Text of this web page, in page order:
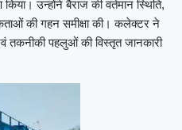
उन्होंने बैराज की वर्तमान स्थिति,
की गहन समीक्षा की। कलेक्टर ने
एवं तकनीकी पहलुओं की विस्तृत जानकारी